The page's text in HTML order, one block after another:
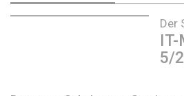
Der
5/